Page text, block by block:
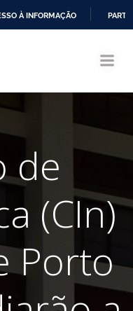
À INFORMAÇÃO
de
(CIn)
Porto